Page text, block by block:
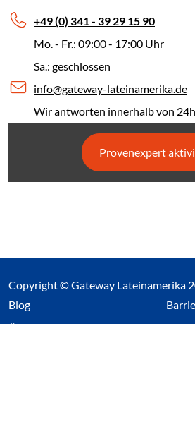
+49 (0) 341 - 39 29 15 90
Mo. - Fr.: 09:00 - 17:00 Uhr
Sa.: geschlossen
info@gateway-lateinamerika.de
Wir antworten innerhalb von
Provenexpert
Copyright © Gateway Lateinamerika
Blog(Link öffnet einen neuen Tab)
Über uns